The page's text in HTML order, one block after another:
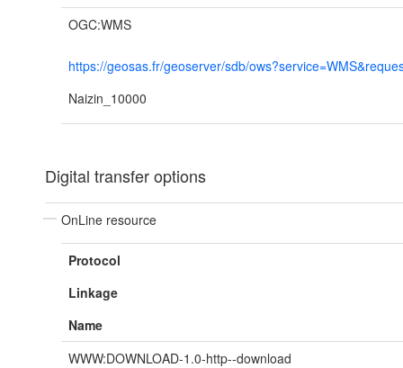
OGC:WMS
https://geosas.fr/geoserver/sdb/
Naizin_10000
Digital transfer options
OnLine resource
Protocol
Linkage
Name
WWW:DOWNLOAD-1.0-http--download